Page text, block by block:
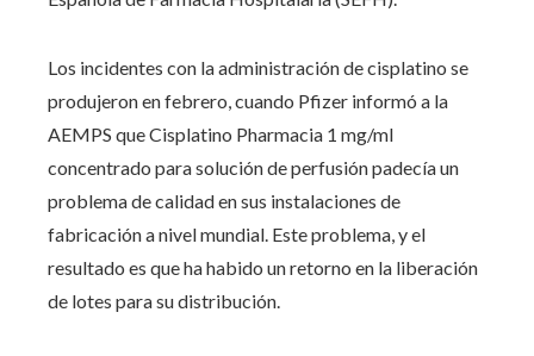
Los incidentes con la administración de cisplatino se
produjeron en febrero, cuando Pfizer informó a la
AEMPS que Cisplatino Pharmacia 1 mg/ml
concentrado para solución de perfusión padecía un
problema de calidad en sus instalaciones de
fabricación a nivel mundial. Este problema, y ​​el
resultado es que ha habido un retorno en la liberación
de lotes para su distribución.